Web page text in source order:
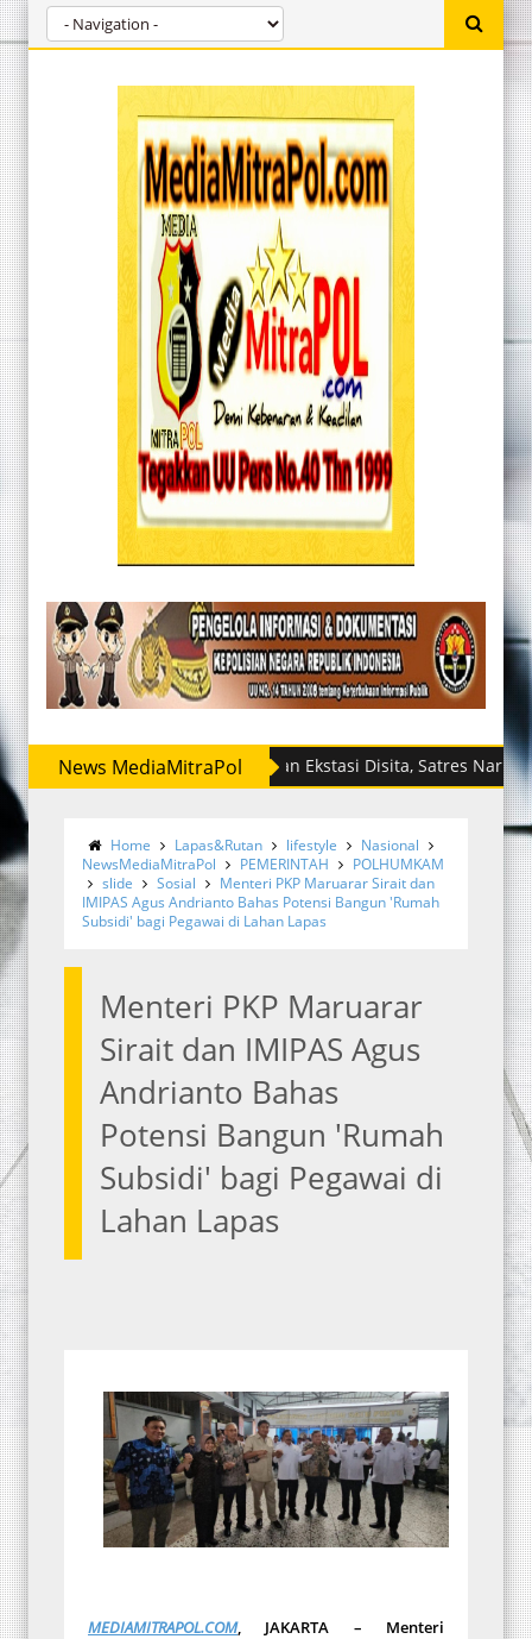
News MediaMitraPolSabu dan Ekstasi Disita, Satres Narkoba
Home Lapas&Rutan lifestyle
Nasional
NewsMediaMitraPol
PEMERINTAH
POLHUMKAM
slide
Sosial
Menteri PKP Maruarar Sirait dan
IMIPAS Agus Andrianto Bahas Potensi Bangun 'Rumah
Subsidi' bagi Pegawai di Lahan Lapas
Menteri PKP Maruarar
Sirait dan IMIPAS Agus
Andrianto Bahas
Potensi Bangun 'Rumah
Subsidi' bagi Pegawai di
Lahan Lapas
MEDIAMITRAPOL.COM, JAKARTA – Menteri